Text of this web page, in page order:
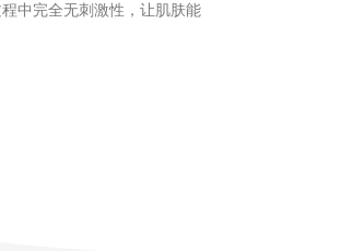
中完全无刺激性，让肌肤能